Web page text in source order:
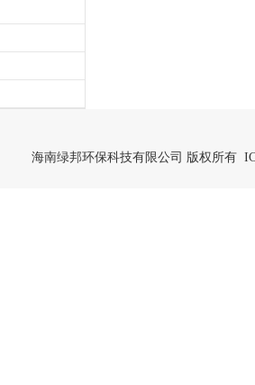
海南绿邦环保科技有限公司 版权所有